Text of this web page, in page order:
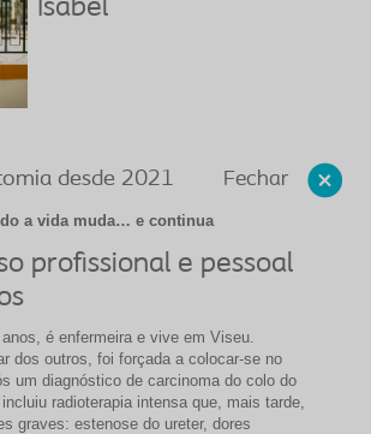
Isabel
Fechar
desde 2021
a vida muda… e continua
profissional e pessoal
é enfermeira e vive em Viseu.
dos outros, foi forçada a colocar-se no
um diagnóstico de carcinoma do colo do
radioterapia intensa que, mais tarde,
graves: estenose do ureter, dores